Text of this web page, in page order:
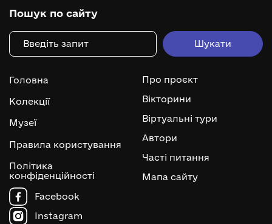
Пошук по сайту
Головна
Колекції
Музеї
Правила користування
Політика
конфіденційності
Про проєкт
Вікторини
Віртуальні тури
Автори
Часті питання
Мапа сайту
Facebook
Instagram